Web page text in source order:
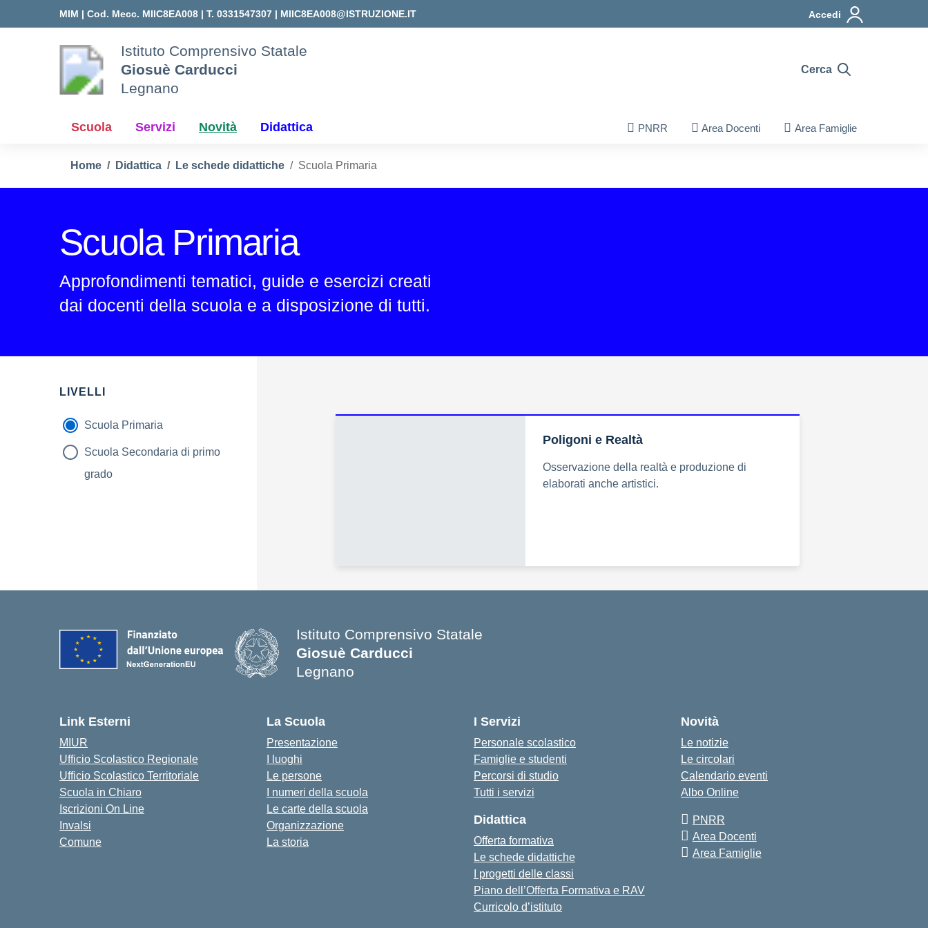
MIM | Cod. Mecc. MIIC8EA008 | T. 0331547307 | MIIC8EA008@ISTRUZIONE.IT Accedi
Istituto Comprensivo Statale
Giosuè Carducci
Legnano
Cerca
Scuola Servizi Novità Didattica PNRR Area Docenti Area Famiglie
Home Didattica Le schede didattiche Scuola Primaria
Scuola Primaria
Approfondimenti tematici, guide e esercizi creati
dai docenti della scuola e a disposizione di tutti.
LIVELLI
Scuola Primaria
Scuola Secondaria di primo
grado
Poligoni e Realtà
Osservazione della realtà e produzione di
elaborati anche artistici.
Istituto Comprensivo Statale
Giosuè Carducci
Legnano
Link Esterni
MIUR
Ufficio Scolastico Regionale
Ufficio Scolastico Territoriale
Scuola in Chiaro
Iscrizioni On Line
Invalsi
Comune
La Scuola
Presentazione
I luoghi
Le persone
I numeri della scuola
Le carte della scuola
Organizzazione
La storia
I Servizi
Personale scolastico
Famiglie e studenti
Percorsi di studio
Tutti i servizi
Didattica
Offerta formativa
Le schede didattiche
I progetti delle classi
Piano dell’Offerta Formativa e RAV
Curricolo d’istituto
Novità
Le notizie
Le circolari
Calendario eventi
Albo Online
PNRR
Area Docenti
Area Famiglie